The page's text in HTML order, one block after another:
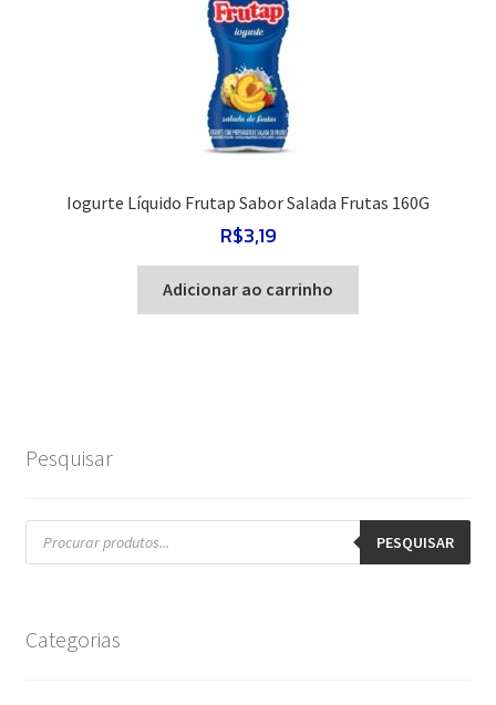
Iogurte Líquido Frutap Sabor Salada Frutas 160G
R$3,19
Adicionar ao carrinho
Pesquisar
Pesquisar
produtos PESQUISAR
Categorias